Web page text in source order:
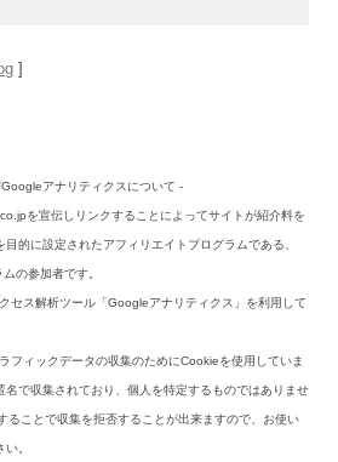
]
アナリティクスについて -
を宣伝しリンクすることによってサイトが紹介料を
的に設定されたアフィリエイトプログラムである、
の参加者です。
セス解析ツール「Googleアナリティクス」を利用して
フィックデータの収集のためにCookieを使用していま
名で収集されており、個人を特定するものではありませ
ることで収集を拒否することが出来ますので、お使い
。